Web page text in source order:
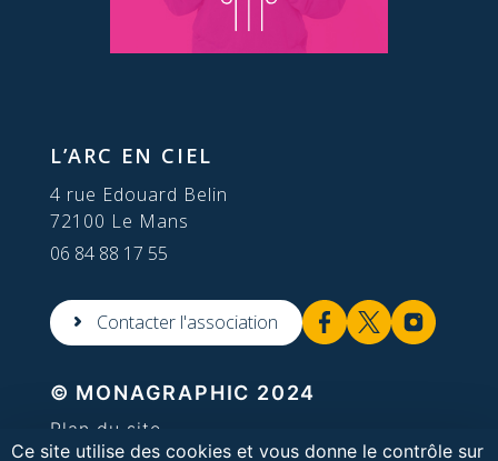
L’ARC EN CIEL
4 rue Edouard Belin
72100 Le Mans
06 84 88 17 55
Contacter l'association
© MONAGRAPHIC 2024
Plan du site
Ce site utilise des cookies et vous donne le contrôle sur